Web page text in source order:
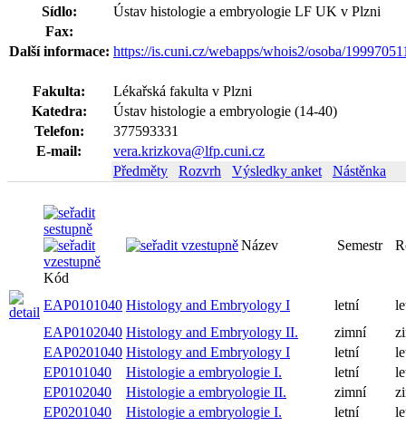
Sídlo:
Ústav histologie a embryologie LF UK v Plzni
Fax:
Další informace: https://is.cuni.cz/webapps/whois2/osoba/
Fakulta:
Lékařská fakulta v Plzni
Katedra:
Ústav histologie a embryologie (14-40)
Telefon:
377593331
E-mail:
vera.krizkova@lfp.cuni.cz
Předměty
Rozvrh Výsledky anket Nástěnka
Kód
Název Semestr
EAP0101040 Histology and Embryology I letní
EAP0102040 Histology and Embryology II. zimní
EAP0201040 Histology and Embryology I letní
EP0101040
Histologie a embryologie I. letní
EP0102040
Histologie a embryologie II. zimní
EP0201040
Histologie a embryologie I. letní